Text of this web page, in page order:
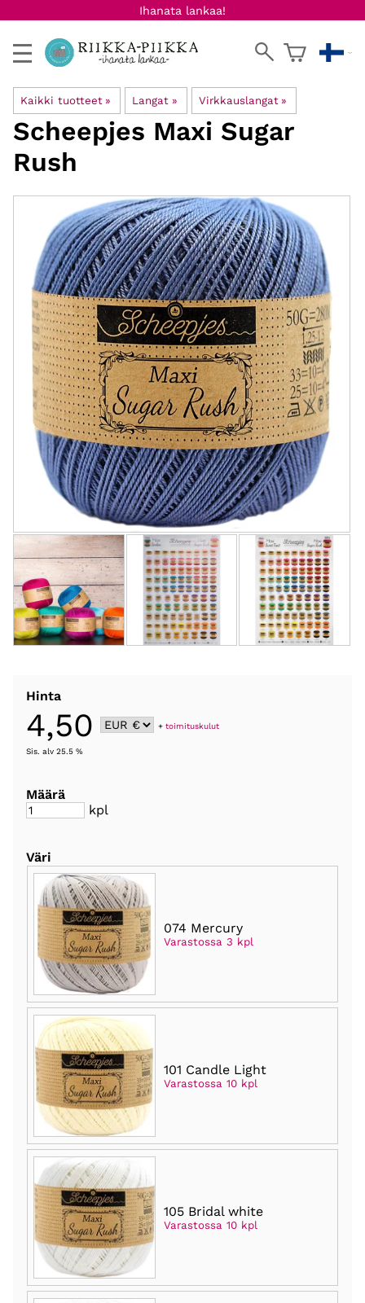
Ihanata lankaa!
Kaikki tuotteet ‪» Langat ‪» Virkkauslangat ‪»
Scheepjes Maxi Sugar
Rush
Hinta
4,50 +toimituskulut
Sis. alv 25.5 %
Määrä
kpl
Väri
074 Mercury
Varastossa 3 kpl
101 Candle Light
Varastossa 10 kpl
105 Bridal white
Varastossa 10 kpl